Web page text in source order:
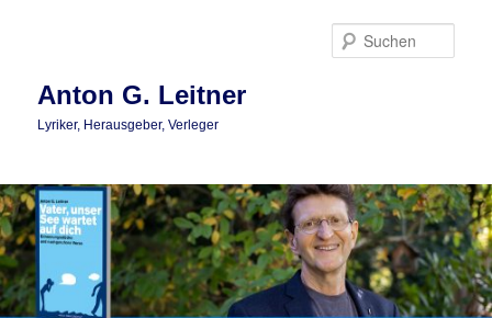
Anton G. Leitner
Lyriker, Herausgeber, Verleger